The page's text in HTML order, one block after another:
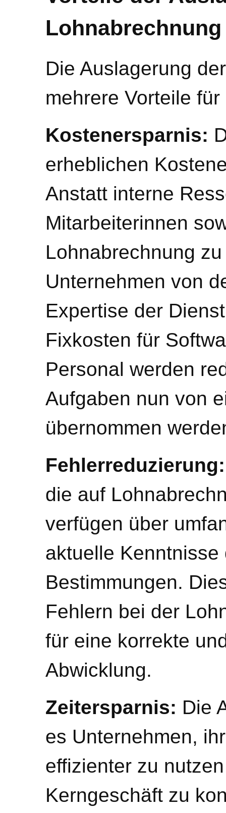
Lohnabrechnung
Die Auslagerung
mehrere Vorteile
Kostenersparnis:
erheblichen
Anstatt interne
Mitarbeiterinnen
Lohnabrechnung
Unternehmen von
Expertise der
Fixkosten für
Personal werden
Aufgaben nun von
übernommen
Fehlerreduzierung:
die auf
verfügen über
aktuelle
Bestimmungen.
Fehlern bei der
für eine korrekte
Abwicklung.
Zeitersparnis: Die
es Unternehmen,
effizienter zu
Kerngeschäft zu